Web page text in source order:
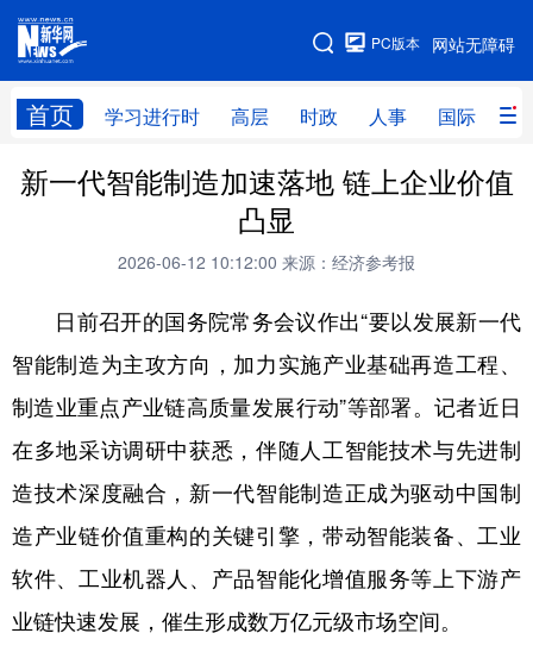
网站无障碍
PC版本
首页 学习进行时 高层 时政 人事 国际 财
网站地图
学习进行时 高层 时政 人事
全球连线
科技 科创 量子 体育
文化 书画 健康 军事
法律 中央文件 金融 汽车
食品 人居 信息化 数字经济
学术中国 乡村振兴 银龄 溯源中国
城市 旅游 能源 会展
新一代智能制造加速落地 链上企业价值
凸显
2026-06-12 10:12:00 来源：经济参考报
日前召开的国务院常务会议作出“要以发展新一代
智能制造为主攻方向，加力实施产业基础再造工程、
制造业重点产业链高质量发展行动”等部署。记者近日
在多地采访调研中获悉，伴随人工智能技术与先进制
造技术深度融合，新一代智能制造正成为驱动中国制
造产业链价值重构的关键引擎，带动智能装备、工业
软件、工业机器人、产品智能化增值服务等上下游产
业链快速发展，催生形成数万亿元级市场空间。